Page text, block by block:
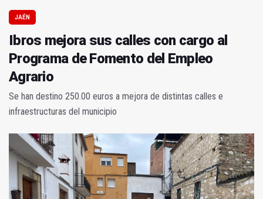
JAÉN
Ibros mejora sus calles con cargo al
Programa de Fomento del Empleo
Agrario
Se han destino 250.00 euros a mejora de distintas calles e
infraestructuras del municipio